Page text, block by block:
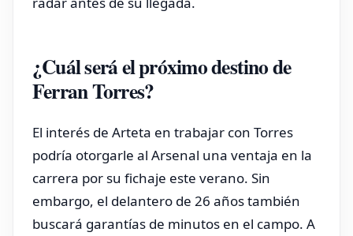
¿Cuál será el próximo destino de
Ferran Torres?
El interés de Arteta en trabajar con Torres
podría otorgarle al Arsenal una ventaja en la
carrera por su fichaje este verano. Sin
embargo, el delantero de 26 años también
buscará garantías de minutos en el campo. A